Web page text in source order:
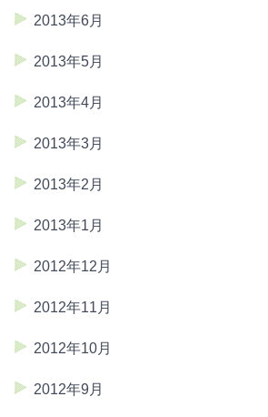
2013年6月
2013年5月
2013年4月
2013年3月
2013年2月
2013年1月
2012年12月
2012年11月
2012年10月
2012年9月